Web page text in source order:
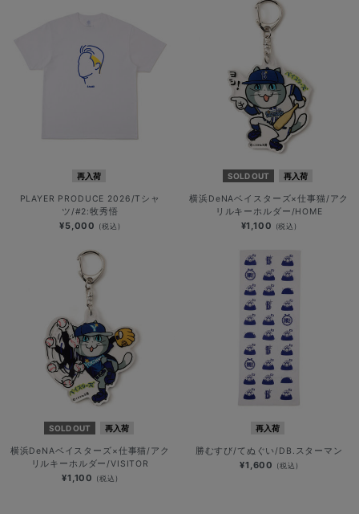
再入荷
PLAYER PRODUCE 2026/Tシャ
ツ/#2:牧秀悟
¥5,000 (税込)
SOLD OUT 再入荷
横浜DeNAベイスターズ×仕事猫/アク
リルキーホルダー/HOME
¥1,100 (税込)
SOLD OUT 再入荷
横浜DeNAベイスターズ×仕事猫/アク
リルキーホルダー/VISITOR
¥1,100 (税込)
再入荷
勝むすび/てぬぐい/DB.スターマン
¥1,600 (税込)